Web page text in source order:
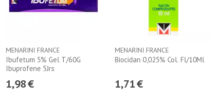
MENARINI FRANCE
Ibufetum 5% Gel T/60G
Ibuprofene 5Jrs
1,98€
MENARINI FRANCE
Biocidan 0,025% Col. Fl/10Ml
1,71€